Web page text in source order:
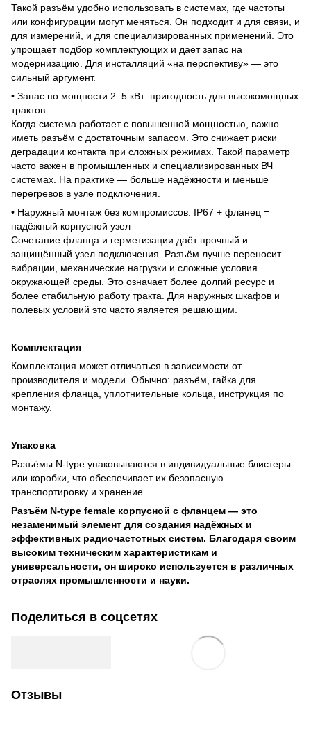
Такой разъём удобно использовать в системах, где частоты
или конфигурации могут меняться. Он подходит и для связи, и
для измерений, и для специализированных применений. Это
упрощает подбор комплектующих и даёт запас на
модернизацию. Для инсталляций «на перспективу» — это
сильный аргумент.
• Запас по мощности 2–5 кВт: пригодность для высокомощных
трактов
Когда система работает с повышенной мощностью, важно
иметь разъём с достаточным запасом. Это снижает риски
деградации контакта при сложных режимах. Такой параметр
часто важен в промышленных и специализированных ВЧ
системах. На практике — больше надёжности и меньше
перегревов в узле подключения.
• Наружный монтаж без компромиссов: IP67 + фланец =
надёжный корпусной узел
Сочетание фланца и герметизации даёт прочный и
защищённый узел подключения. Разъём лучше переносит
вибрации, механические нагрузки и сложные условия
окружающей среды. Это означает более долгий ресурс и
более стабильную работу тракта. Для наружных шкафов и
полевых условий это часто является решающим.
Комплектация
Комплектация может отличаться в зависимости от
производителя и модели. Обычно: разъём, гайка для
крепления фланца, уплотнительные кольца, инструкция по
монтажу.
Упаковка
Разъёмы N-type упаковываются в индивидуальные блистеры
или коробки, что обеспечивает их безопасную
транспортировку и хранение.
Разъём N-type female корпусной с фланцем — это
незаменимый элемент для создания надёжных и
эффективных радиочастотных систем. Благодаря своим
высоким техническим характеристикам и
универсальности, он широко используется в различных
отраслях промышленности и науки.
Поделиться в соцсетях
Отзывы